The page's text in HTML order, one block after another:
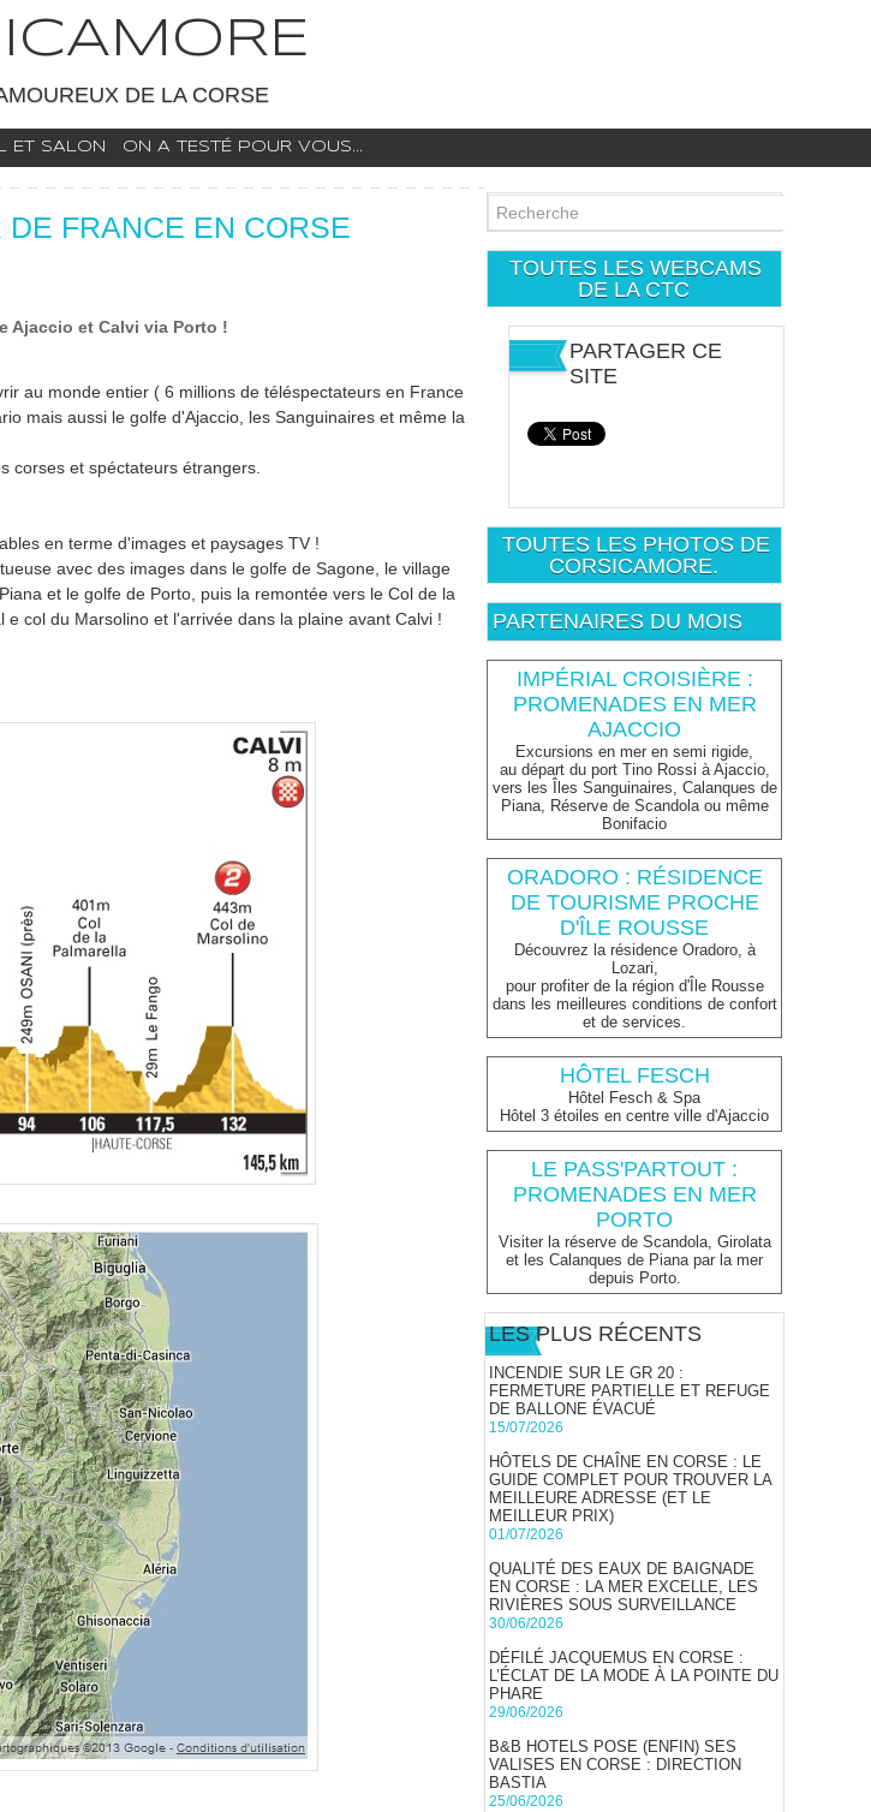
DE LA CORSE
ET SALON ON A TESTÉ POUR VOUS...
FRANCE EN CORSE
Ajaccio et Calvi via Porto !
au monde entier ( 6 millions de téléspectateurs en France
mais aussi le golfe d'Ajaccio, les Sanguinaires et même la
corses et spéctateurs étrangers.
en terme d'images et paysages TV !
avec des images dans le golfe de Sagone, le village
et le golfe de Porto, puis la remontée vers le Col de la
col du Marsolino et l'arrivée dans la plaine avant Calvi !
TOUTES LES WEBCAMS
DE LA CTC
PARTAGER CE
SITE
TOUTES LES PHOTOS DE
CORSICAMORE.
PARTENAIRES DU MOIS
IMPÉRIAL CROISIÈRE :
PROMENADES EN MER
AJACCIO
Excursions en mer en semi rigide,
au départ du port Tino Rossi à Ajaccio,
vers les Îles Sanguinaires, Calanques de
Piana, Réserve de Scandola ou même
Bonifacio
ORADORO : RÉSIDENCE
DE TOURISME PROCHE
D'ÎLE ROUSSE
Découvrez la résidence Oradoro, à
Lozari,
pour profiter de la région d'Île Rousse
dans les meilleures conditions de confort
et de services.
HÔTEL FESCH
Hôtel Fesch & Spa
Hôtel 3 étoiles en centre ville d'Ajaccio
LE PASS'PARTOUT :
PROMENADES EN MER
PORTO
Visiter la réserve de Scandola, Girolata
et les Calanques de Piana par la mer
depuis Porto.
LES PLUS RÉCENTS
INCENDIE SUR LE GR 20 :
FERMETURE PARTIELLE ET REFUGE
DE BALLONE ÉVACUÉ
15/07/2026
HÔTELS DE CHAÎNE EN CORSE : LE
GUIDE COMPLET POUR TROUVER LA
MEILLEURE ADRESSE (ET LE
MEILLEUR PRIX)
01/07/2026
QUALITÉ DES EAUX DE BAIGNADE
EN CORSE : LA MER EXCELLE, LES
RIVIÈRES SOUS SURVEILLANCE
30/06/2026
DÉFILÉ JACQUEMUS EN CORSE :
L’ÉCLAT DE LA MODE À LA POINTE DU
PHARE
29/06/2026
B&B HOTELS POSE (ENFIN) SES
VALISES EN CORSE : DIRECTION
BASTIA
25/06/2026